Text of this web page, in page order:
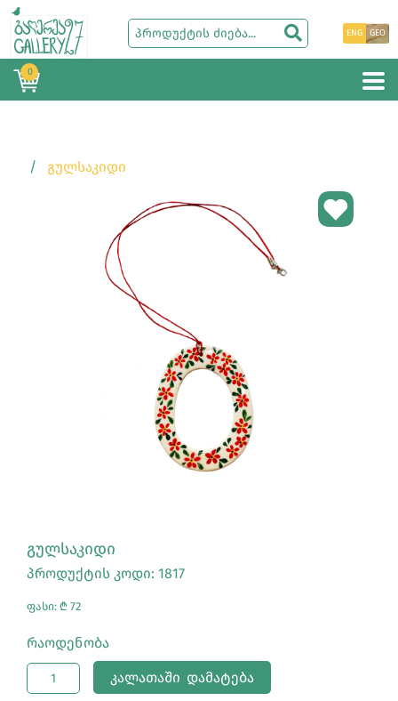
ENG GEO
0
ᲒᲣᲚᲡᲐᲙᲘᲓᲘ
ᲒᲣᲚᲡᲐᲙᲘᲓᲘ
პროდუქტის კოდი: 1817
ფასი: ₾ 72
Რაოდენობა
ᲙᲐᲚᲐᲗᲐᲨᲘ ᲓᲐᲛᲐᲢᲔᲑᲐ